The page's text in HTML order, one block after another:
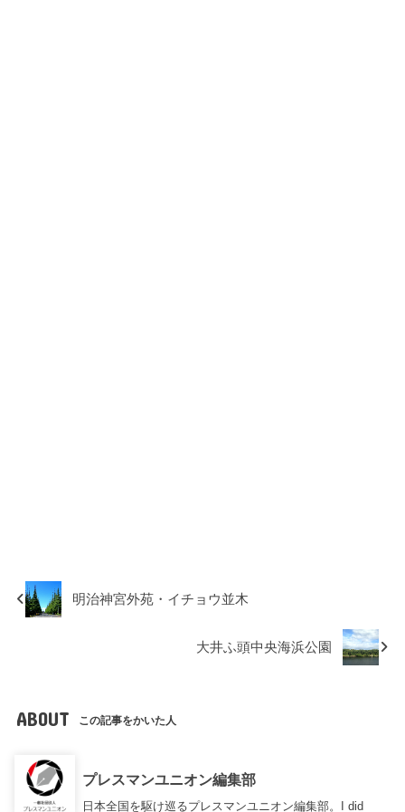
明治神宮外苑・イチョウ並木
大井ふ頭中央海浜公園
ABOUT この記事をかいた人
プレスマンユニオン編集部
日本全国を駆け巡るプレスマンユニオン編集部。I did